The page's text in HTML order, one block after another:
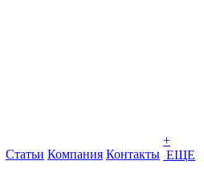
Статьи Компания Контакты
+
ЕЩЕ